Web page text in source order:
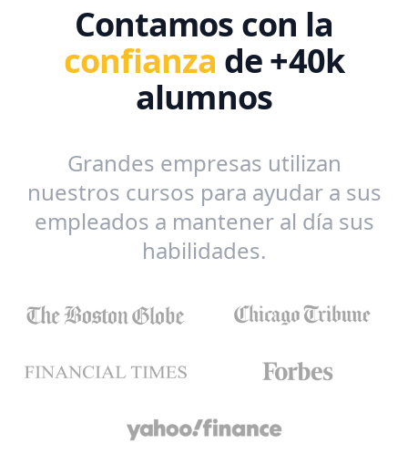
Contamos con la
confianza de +40k
alumnos
Grandes empresas utilizan
nuestros cursos para ayudar a sus
empleados a mantener al día sus
habilidades.